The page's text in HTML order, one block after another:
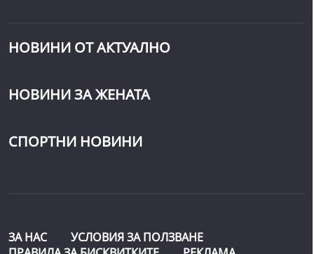
НОВИНИ ОТ АКТУАЛНО
НОВИНИ ЗА ЖЕНАТА
СПОРТНИ НОВИНИ
ЗА НАС
УСЛОВИЯ ЗА ПОЛЗВАНЕ